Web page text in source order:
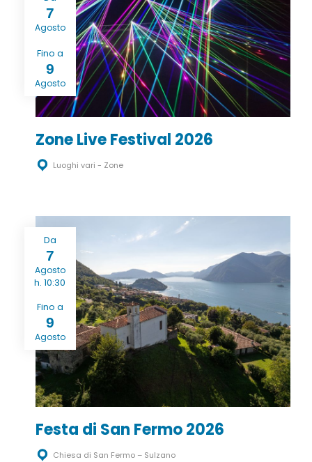
7
Agosto
Fino a
9
Agosto
Zone Live Festival 2026
Luoghi vari - Zone
Da
7
Agosto
h. 10:30
Fino a
9
Agosto
Festa di San Fermo 2026
Chiesa di San Fermo – Sulzano